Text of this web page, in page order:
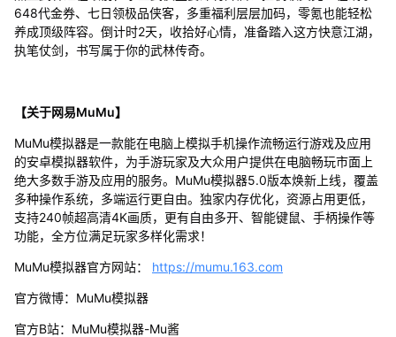
648代金券、七日领极品侠客，多重福利层层加码，零氪也能轻松
养成顶级阵容。倒计时2天，收拾好心情，准备踏入这方快意江湖，
执笔仗剑，书写属于你的武林传奇。
【关于网易MuMu】
MuMu模拟器是一款能在电脑上模拟手机操作流畅运行游戏及应用
的安卓模拟器软件，为手游玩家及大众用户提供在电脑畅玩市面上
绝大多数手游及应用的服务。MuMu模拟器5.0版本焕新上线，覆盖
多种操作系统，多端运行更自由。独家内存优化，资源占用更低，
支持240帧超高清4K画质，更有自由多开、智能键鼠、手柄操作等
功能，全方位满足玩家多样化需求！
MuMu模拟器官方网站： https://mumu.163.com
官方微博：MuMu模拟器
官方B站：MuMu模拟器-Mu酱